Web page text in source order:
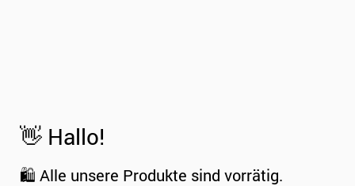
👋 Hallo!
🛍️ Alle unsere Produkte sind vorrätig.